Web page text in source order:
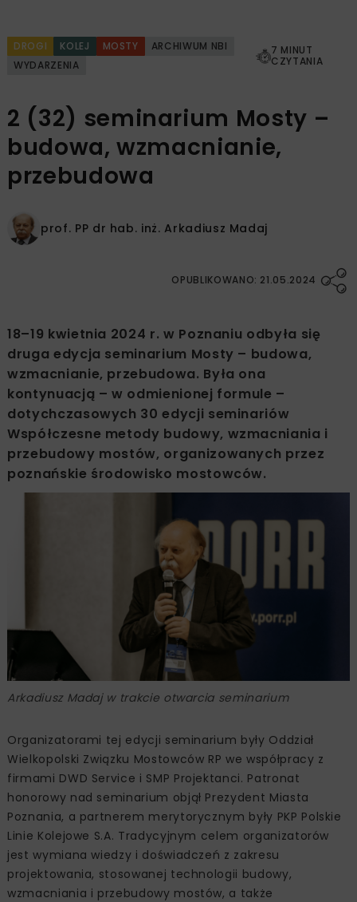
DROGI KOLEJ MOSTY
ARCHIWUM NBI
WYDARZENIA
7 MINUT
CZYTANIA
2 (32) seminarium Mosty –
budowa, wzmacnianie,
przebudowa
prof. PP dr hab. inż. Arkadiusz Madaj
OPUBLIKOWANO: 21.05.2024
18–19 kwietnia 2024 r. w Poznaniu odbyła się
druga edycja seminarium Mosty – budowa,
wzmacnianie, przebudowa. Była ona
kontynuacją – w odmienionej formule –
dotychczasowych 30 edycji seminariów
Współczesne metody budowy, wzmacniania i
przebudowy mostów, organizowanych przez
poznańskie środowisko mostowców.
Arkadiusz Madaj w trakcie otwarcia seminarium
Organizatorami tej edycji seminarium były Oddział
Wielkopolski Związku Mostowców RP we współpracy z
firmami DWD Service i SMP Projektanci. Patronat
honorowy nad seminarium objął Prezydent Miasta
Poznania, a partnerem merytorycznym były PKP Polskie
Linie Kolejowe S.A. Tradycyjnym celem organizatorów
jest wymiana wiedzy i doświadczeń z zakresu
projektowania, stosowanej technologii budowy,
wzmacniania i przebudowy mostów, a także